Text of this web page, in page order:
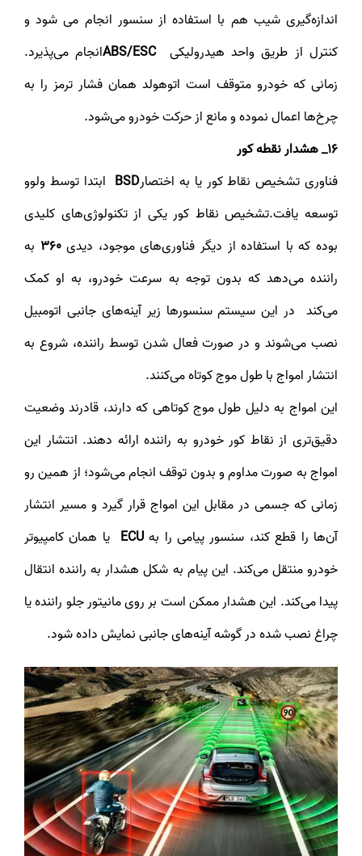
اندازه‌گیری شیب هم با استفاده از سنسور انجام می شود و
کنترل از طریق واحد هیدرولیکیABS/ESCانجام می‌پذیرد.
زمانی که خودرو متوقف است اتوهولد همان فشار ترمز را به
چرخ‌ها اعمال نموده و مانع از حرکت خودرو می‌شود.
16_ هشدار نقطه کور
فناوری تشخیص نقاط کور یا به اختصارBSD ابتدا توسط ولوو
توسعه یافت.تشخیص نقاط کور یکی از تکنولوژی‌های کلیدی
بوده که با استفاده از دیگر فناوری‌های موجود، دیدی360 به
راننده می‌دهد که بدون توجه به سرعت خودرو، به او کمک
می‌کند در این سیستم سنسور‌ها زیر آینه‌های جانبی اتومبیل
نصب می‌شوند و در صورت فعال شدن توسط راننده، شروع به
انتشار امواج با طول موج کوتاه می‌کنند.
این امواج به دلیل طول موج کوتاهی که دارند، قادرند وضعیت
دقیق‌تری از نقاط کور خودرو به راننده ارائه دهند. انتشار این
امواج به صورت مداوم و بدون توقف انجام می‌شود؛ از همین رو
زمانی که جسمی در مقابل این امواج قرار گیرد و مسیر انتشار
آن‌ها را قطع کند، سنسور پیامی را بهECU یا همان کامپیوتر
خودرو منتقل می‌کند. این پیام به شکل هشدار به راننده انتقال
پیدا می‌کند. این هشدار ممکن است بر روی مانیتور جلو راننده یا
چراغ نصب شده در گوشه آینه‌های جانبی نمایش داده شود.